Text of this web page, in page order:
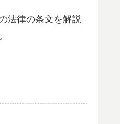
法律の条文を解説